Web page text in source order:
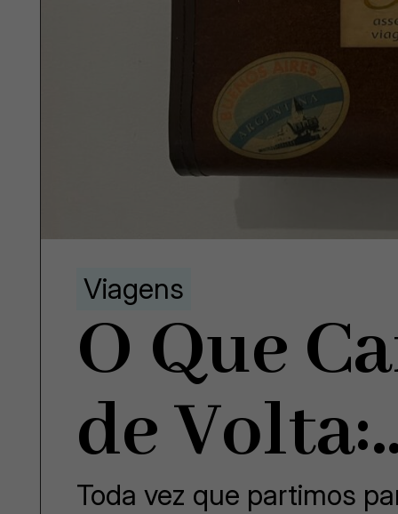
Viagens
O Que
de
Toda vez que partimos